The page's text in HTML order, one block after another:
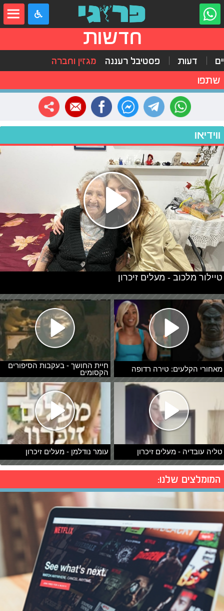
חדשות
דעות פסטיבל רעננה מגזין וחברה
שתפו
ווידיאו
מאחורי הקלעים: טירה רדופה
חיית החושך - בעקבות הסיפורים
הקסומים
טליה עובדיה - מעלים זיכרון עומר נודלמן - מעלים זיכרון
טיילור מלכוב - מעלים זיכרון
המומלצים שלנו: